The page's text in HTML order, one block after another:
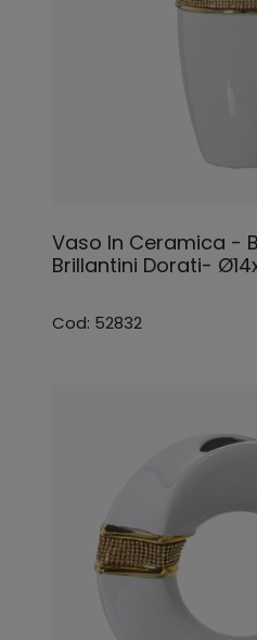
Vaso In Ceramica -
Brillantini Dorati-
Cod: 52832